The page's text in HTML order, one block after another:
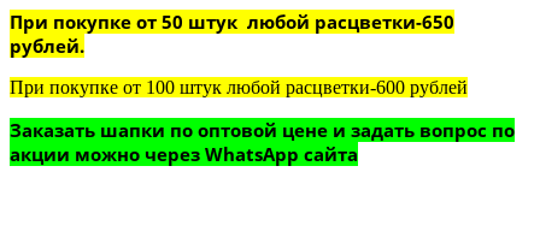
При покупке от 50 штук любой расцветки-650
рублей.
При покупке от 100 штук любой расцветки-600 рублей
Заказать шапки по оптовой цене и задать вопрос по
акции можно через WhatsApp сайта